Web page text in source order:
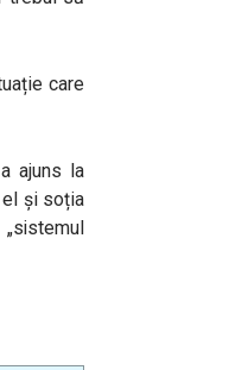
care
ajuns la
și soția